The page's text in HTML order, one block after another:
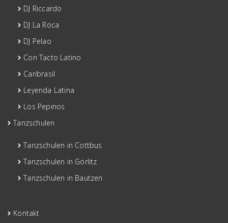
DJ Riccardo
DJ La Roca
DJ Pelao
Con Tacto Latino
Caribrasil
Leyenda Latina
Los Pepinos
Tanzschulen
Tanzschulen in Cottbus
Tanzschulen in Görlitz
Tanzschulen in Bautzen
Kontakt